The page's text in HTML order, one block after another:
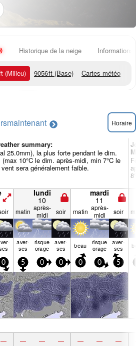
Historique de la neige Informations
(Milieu) 9056ft (Base) Cartes météo
maintenant Horaire
summary:
25.0mm), la plus forte pendant le dim.
10°C le dim. après-midi, min 7°C le
sera généralement faible.
lundi
10
mardi
11
matin après-
midi
soir matin après-
midi
soir
aver­
ses
risque
orage
aver­
ses beau risque
orage
aver­
ses
0 5 0 0 0 0 5
— — — — — — —